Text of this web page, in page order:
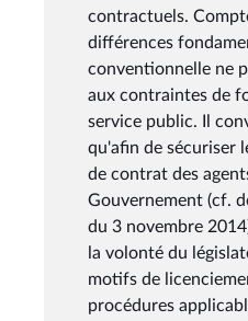
contractuels.
différences
conventionnelle ne
aux contraintes de
service public. Il
qu'afin de sécuriser
de contrat des
Gouvernement (cf.
du 3 novembre
la volonté du
motifs de
procédures